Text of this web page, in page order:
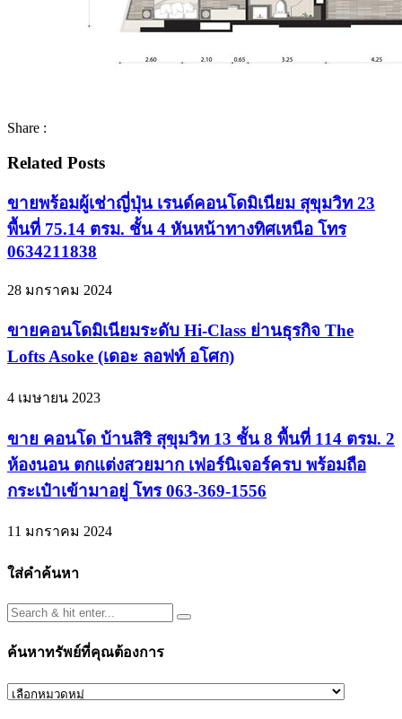
Share :
Related Posts
ขายพร้อมผู้เช่าญี่ปุ่น เรนด์คอนโดมิเนียม สุขุมวิท 23
พื้นที่ 75.14 ตรม. ชั้น 4 หันหน้าทางทิศเหนือ โทร
0634211838
28 มกราคม 2024
ขายคอนโดมิเนียมระดับ Hi-Class ย่านธุรกิจ The
Lofts Asoke (เดอะ ลอฟท์ อโศก)
4 เมษายน 2023
ขาย คอนโด บ้านสิริ สุขุมวิท 13 ชั้น 8 พื้นที่ 114 ตรม. 2
ห้องนอน ตกแต่งสวยมาก เฟอร์นิเจอร์ครบ พร้อมถือ
กระเป๋าเข้ามาอยู่ โทร 063-369-1556
11 มกราคม 2024
ใส่คำค้นหา
ค้นหาทรัพย์ที่คุณต้องการ
ค้นหา